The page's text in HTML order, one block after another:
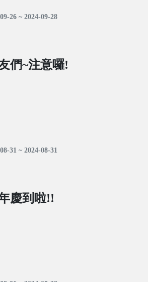
26 ~ 2024-09-28
們~注意囉!
31 ~ 2024-08-31
慶到啦!!